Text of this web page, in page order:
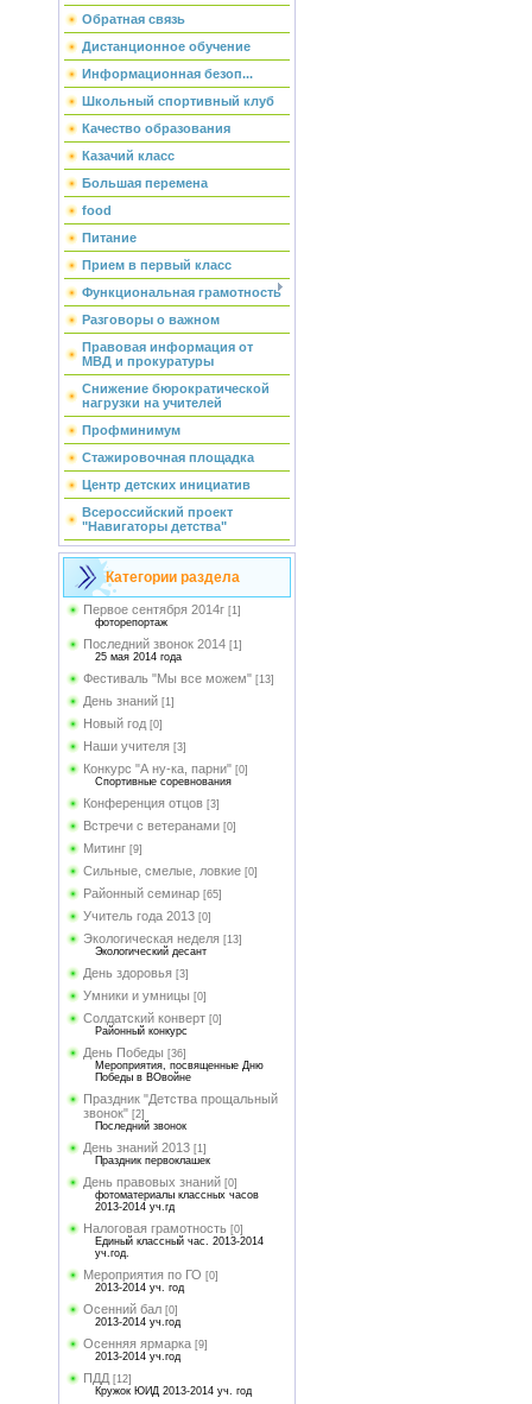
Обратная связь
Дистанционное обучение
Информационная безоп...
Школьный спортивный клуб
Качество образования
Казачий класс
Большая перемена
food
Питание
Прием в первый класс
Функциональная грамотность
Разговоры о важном
Правовая информация от
МВД и прокуратуры
Снижение бюрократической
нагрузки на учителей
Профминимум
Стажировочная площадка
Центр детских инициатив
Всероссийский проект
"Навигаторы детства"
Категории раздела
Первое сентября 2014г [1]
фоторепортаж
Последний звонок 2014 [1]
25 мая 2014 года
Фестиваль "Мы все можем" [13]
День знаний [1]
Новый год [0]
Наши учителя [3]
Конкурс "А ну-ка, парни" [0]
Спортивные соревнования
Конференция отцов [3]
Встречи с ветеранами [0]
Митинг [9]
Сильные, смелые, ловкие [0]
Районный семинар [65]
Учитель года 2013 [0]
Экологическая неделя [13]
Экологический десант
День здоровья [3]
Умники и умницы [0]
Солдатский конверт [0]
Районный конкурс
День Победы [36]
Мероприятия, посвященные Дню
Победы в ВОвойне
Праздник "Детства прощальный
звонок" [2]
Последний звонок
День знаний 2013 [1]
Праздник первоклашек
День правовых знаний [0]
фотоматериалы классных часов
2013-2014 уч.гд
Налоговая грамотность [0]
Единый классный час. 2013-2014
уч.год.
Мероприятия по ГО [0]
2013-2014 уч. год
Осенний бал [0]
2013-2014 уч.год
Осенняя ярмарка [9]
2013-2014 уч.год
ПДД [12]
Кружок ЮИД 2013-2014 уч. год